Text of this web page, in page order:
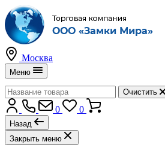
Москва
Меню
Очистить
0 0
Назад
Закрыть меню